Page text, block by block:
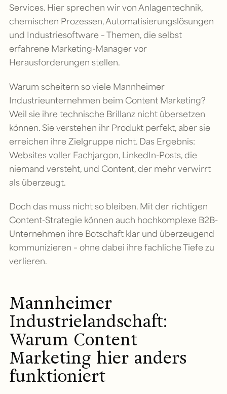
Services. Hier sprechen wir von Anlagentechnik,
chemischen Prozessen, Automatisierungslösungen
und Industriesoftware – Themen, die selbst
erfahrene Marketing-Manager vor
Herausforderungen stellen.
Warum scheitern so viele Mannheimer
Industrieunternehmen beim Content Marketing?
Weil sie ihre technische Brillanz nicht übersetzen
können. Sie verstehen ihr Produkt perfekt, aber sie
erreichen ihre Zielgruppe nicht. Das Ergebnis:
Websites voller Fachjargon, LinkedIn-Posts, die
niemand versteht, und Content, der mehr verwirrt
als überzeugt.
Doch das muss nicht so bleiben. Mit der richtigen
Content-Strategie können auch hochkomplexe B2B-
Unternehmen ihre Botschaft klar und überzeugend
kommunizieren – ohne dabei ihre fachliche Tiefe zu
verlieren.
Mannheimer
Industrielandschaft:
Warum Content
Marketing hier anders
funktioniert